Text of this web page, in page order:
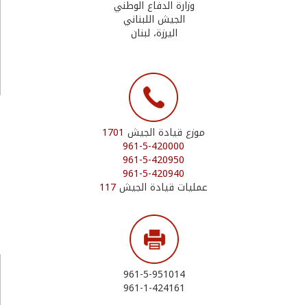
وزارة الدفاع الوطني
الجيش اللبناني
اليرزة، لبنان
موزع قيادة الجيش 1701
961-5-420000
961-5-420950
961-5-420940
عمليات قيادة الجيش117
961-5-951014
961-1-424161